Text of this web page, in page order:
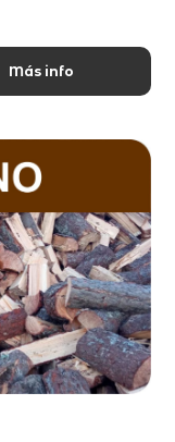
Más info